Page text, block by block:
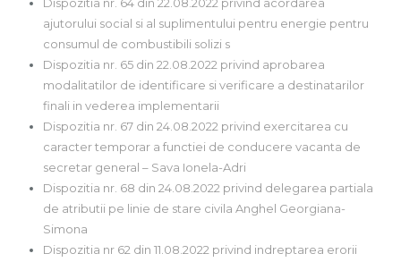
ajutorului social si al suplimentului pentru energie pentru
consumul de combustibili solizi s
Dispozitia nr. 65 din 22.08.2022 privind aprobarea
modalitatilor de identificare si verificare a destinatarilor
finali in vederea implementarii
Dispozitia nr. 67 din 24.08.2022 privind exercitarea cu
caracter temporar a functiei de conducere vacanta de
secretar general – Sava Ionela-Adri
Dispozitia nr. 68 din 24.08.2022 privind delegarea partiala
de atributii pe linie de stare civila Anghel Georgiana-
Simona
Dispozitia nr 62 din 11.08.2022 privind indreptarea erorii